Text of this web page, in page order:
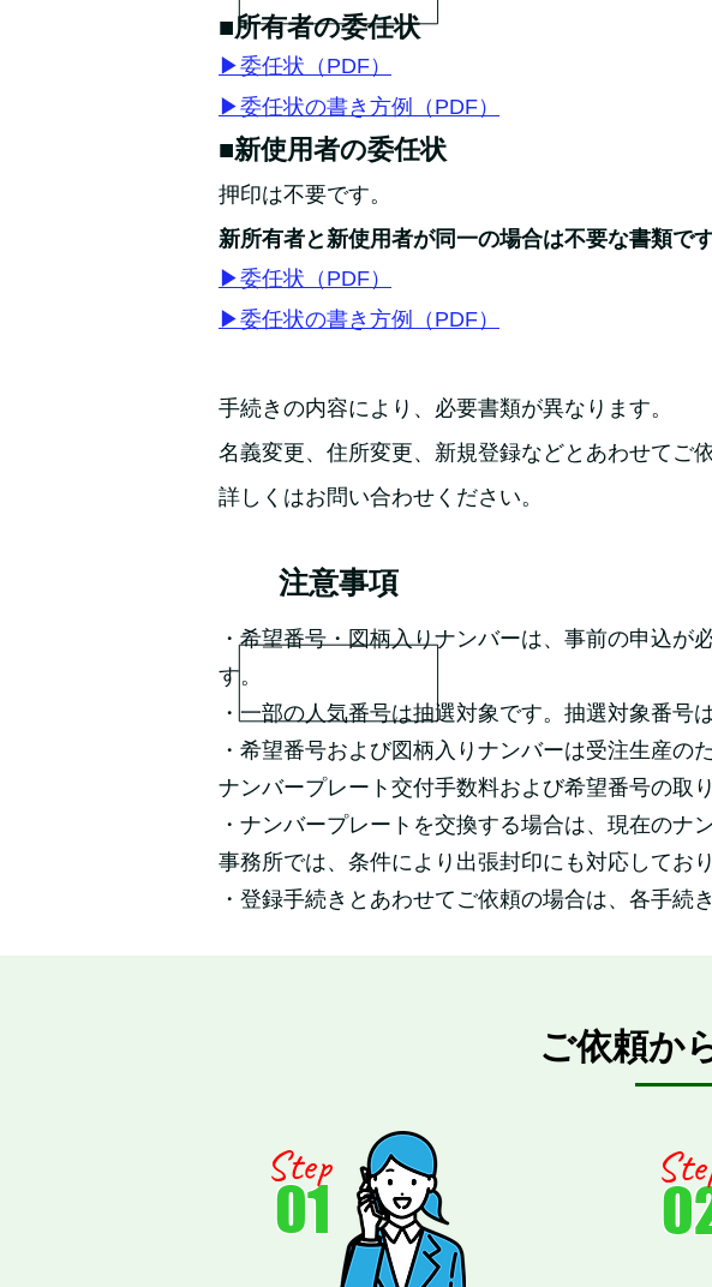
■所有者の委任状
▶委任状（PDF）
▶委任状の書き方例（PDF）
■新使用者の委任状
押印は不要です。
新所有者と新使用者が同一の場合は不要な書類です
▶委任状（PDF）
▶委任状の書き方例（PDF）
手続きの内容により、必要書類が異なります。
名義変更、住所変更、新規登録などとあわせてご
詳しくはお問い合わせください。
注意事項
・希望番号・図柄入りナンバーは、事前の申込
す。
・一部の人気番号は抽選対象です。抽選対象番号
・希望番号および図柄入りナンバーは受注生産の
ナンバープレート交付手数料および希望番号の取
・ナンバープレートを交換する場合は、現在の
事務所では、条件により出張封印にも対応しており
・登録手続きとあわせてご依頼の場合は、各手続
ご依頼か
01
Step